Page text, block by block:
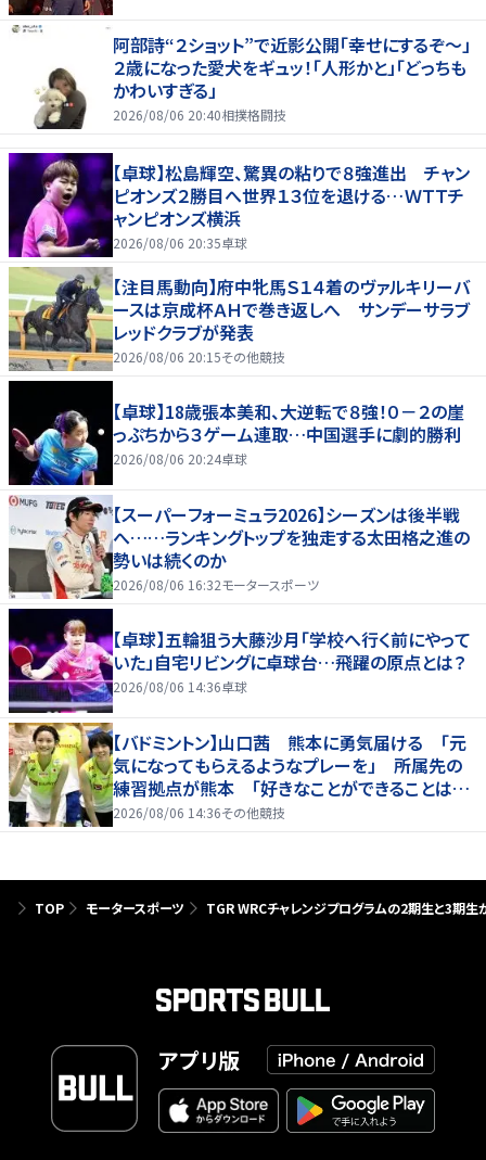
阿部詩“２ショット”で近影公開「幸せにするぞ〜」
２歳になった愛犬をギュッ！「人形かと」「どっちも
かわいすぎる」
2026/08/06 20:40相撲格闘技
【卓球】松島輝空、驚異の粘りで８強進出 チャン
ピオンズ２勝目へ世界１３位を退ける…ＷＴＴチ
ャンピオンズ横浜
2026/08/06 20:35卓球
【注目馬動向】府中牝馬Ｓ１４着のヴァルキリーバ
ースは京成杯ＡＨで巻き返しへ サンデーサラブ
レッドクラブが発表
2026/08/06 20:15その他競技
【卓球】18歳張本美和、大逆転で８強！０－２の崖
っぷちから３ゲーム連取…中国選手に劇的勝利
2026/08/06 20:24卓球
【スーパーフォーミュラ2026】シーズンは後半戦
へ……ランキングトップを独走する太田格之進の
勢いは続くのか
2026/08/06 16:32モータースポーツ
【卓球】五輪狙う大藤沙月「学校へ行く前にやって
いた」自宅リビングに卓球台…飛躍の原点とは？
2026/08/06 14:36卓球
【バドミントン】山口茜 熊本に勇気届ける 「元
気になってもらえるようなプレーを」 所属先の
練習拠点が熊本 「好きなことができることは当
たり前じゃない」
2026/08/06 14:36その他競技
TOP モータースポーツ TGR WRCチャレンジプログラムの2期生と3期
アプリ版